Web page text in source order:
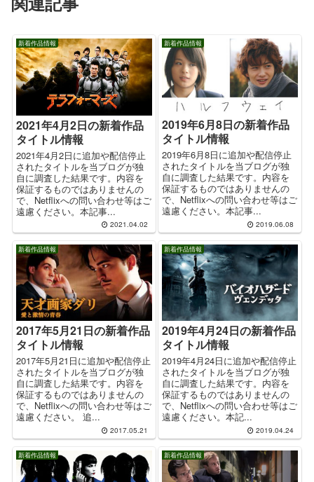
新着作品情報
2021年4月2日の新着作品
タイトル情報
2021年4月2日に追加や配信停止
されたタイトルを当ブログが独
自に調査した結果です。内容を
保証するものではありませんの
で、Netflixへの問い合わせ等はご
遠慮ください。本記事...
2021.04.02
新着作品情報
2019年6月8日の新着作品
タイトル情報
2019年6月8日に追加や配信停止
されたタイトルを当ブログが独
自に調査した結果です。内容を
保証するものではありませんの
で、Netflixへの問い合わせ等はご
遠慮ください。本記事...
2019.06.08
新着作品情報
2017年5月21日の新着作品
タイトル情報
2017年5月21日に追加や配信停止
されたタイトルを当ブログが独
自に調査した結果です。内容を
保証するものではありませんの
で、Netflixへの問い合わせ等はご
遠慮ください。 追...
2017.05.21
新着作品情報
2019年4月24日の新着作品
タイトル情報
2019年4月24日に追加や配信停止
されたタイトルを当ブログが独
自に調査した結果です。内容を
保証するものではありませんの
で、Netflixへの問い合わせ等はご
遠慮ください。本記...
2019.04.24
新着作品情報 新着作品情報